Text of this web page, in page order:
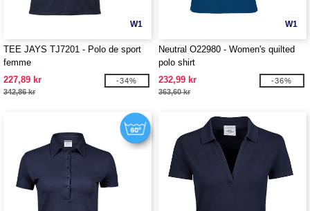
W1
TEE JAYS TJ7201 - Polo de sport
femme
227,89 kr
342,86 kr
-34%
W1
Neutral O22980 - Women's quilted
polo shirt
232,99 kr
363,60 kr
-36%